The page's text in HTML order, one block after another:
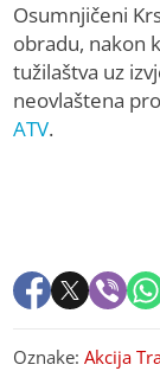
Osumnjičeni
obradu, nakon
tužilaštva uz
neovlaštena
ATV.
Oznake:Akcija